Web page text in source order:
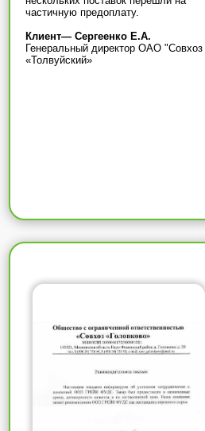
частичную предоплату.
Клиент— Сергеенко Е.А.
Генеральный директор ОАО "Совхоз
«Толвуйский»